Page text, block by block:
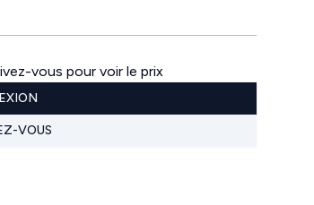
vous pour voir le prix
VOUS